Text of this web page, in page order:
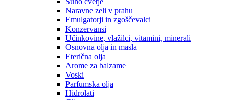
Naravne zeli v prahu
Emulgatorji in zgoščevalci
Konzervansi
Učinkovine, vlažilci, vitamini, minerali
Osnovna olja in masla
Eterična olja
Arome za balzame
Voski
Parfumska olja
Hidrolati